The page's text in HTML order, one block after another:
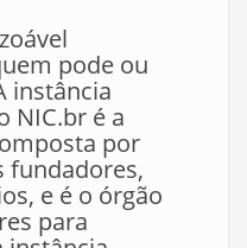
pode ou
instância
NIC.br é a
por
fundadores,
e é o órgão
para